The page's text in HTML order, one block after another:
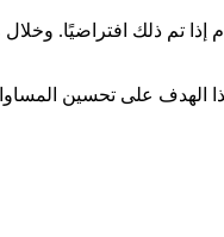
تم ذلك افتراضيًا.